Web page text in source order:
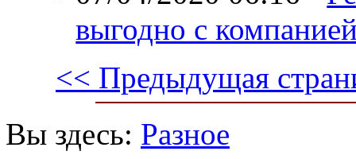
выгодно с
<< Предыдущая
Вы здесь: Разное